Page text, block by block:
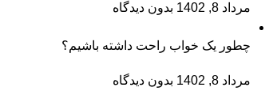
مرداد 8, 1402 بدون دیدگاه
چطور یک خواب راحت داشته باشیم؟
مرداد 8, 1402 بدون دیدگاه